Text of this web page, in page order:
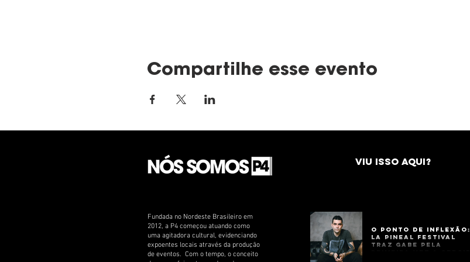
Compartilhe esse evento
VIU ISSO AQUI?
Fundada no Nordeste Brasileiro em
2012, a P4 começou atuando como
uma agitadora cultural, evidenciando
expoentes locais através da produção
de eventos. Com o tempo, o conceito
O Ponto de Inflexão:
La Pineal Festival
Traz Gabe Pela